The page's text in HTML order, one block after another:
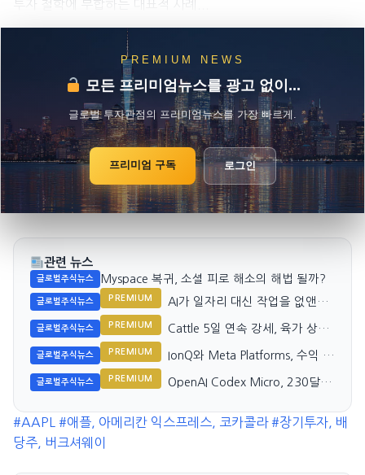
투자 철학에 부합하는 대표적 사례...
PREMIUM NEWS
모든 프리미엄뉴스를 광고 없이...
글로벌 투자관점의 프리미엄뉴스를 가장 빠르게.
프리미엄 구독 로그인
관련 뉴스
글로벌주식뉴스 Myspace 복귀, 소셜 피로 해소의 해법 될까?
글로벌주식뉴스 PREMIUM
AI가 일자리 대신 작업을 없앤다:
글로벌주식뉴스 PREMIUM
Cattle 5일 연속 강세, 육가 상승
글로벌주식뉴스 PREMIUM
IonQ와 Meta Platforms, 수익 성
글로벌주식뉴스 PREMIUM
OpenAI Codex Micro, 230달러
#AAPL #애플, 아메리칸 익스프레스, 코카콜라 #장기투자, 배
당주, 버크셔웨이